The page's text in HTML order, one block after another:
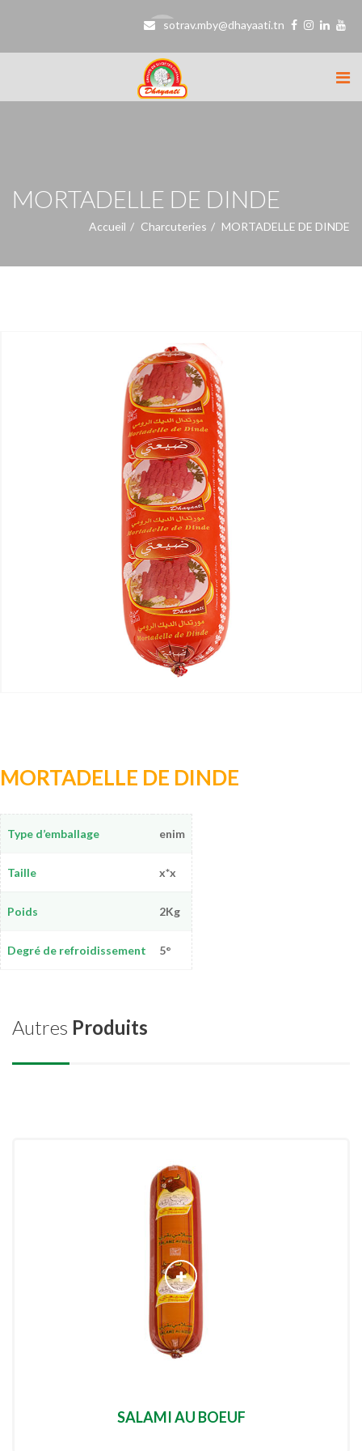
sotrav.mby@dhayaati.tn
MORTADELLE DE DINDE
Accueil Charcuteries MORTADELLE DE DINDE
MORTADELLE DE DINDE
Type d’emballage enim
Taille x*x
Poids 2Kg
Degré de refroidissement 5°
Autres Produits
SALAMI AU BOEUF